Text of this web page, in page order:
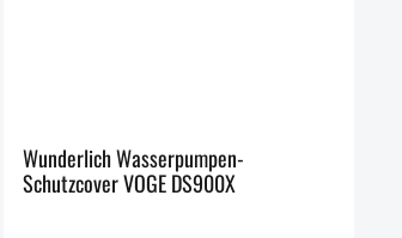
Wunderlich Wasserpumpen-
Schutzcover VOGE DS900X